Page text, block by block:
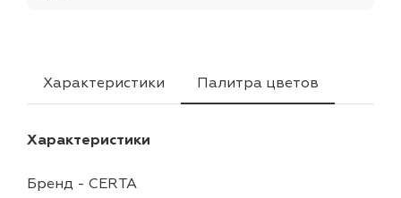
Характеристики Палитра цветов
Характеристики
Бренд - CERTA